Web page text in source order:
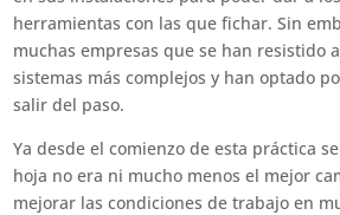
herramientas con las que fichar. Sin
muchas empresas que se han resistido
sistemas más complejos y han optado
salir del paso.
Ya desde el comienzo de esta práctica
hoja no era ni mucho menos el mejor
mejorar las condiciones de trabajo en